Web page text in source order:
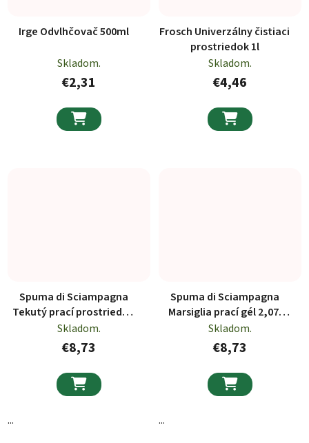
Irge Odvlhčovač 500ml
Skladom.
€2,31

Frosch Univerzálny čistiaci
prostriedok 1l
Skladom.
€4,46

Spuma di Sciampagna
Tekutý prací prostriedok
na bielu bielizeň 46 PD,
2070ml
Skladom.
€8,73

...
Spuma di Sciampagna
Marsiglia prací gél 2,07l
46PD
Skladom.
€8,73

...